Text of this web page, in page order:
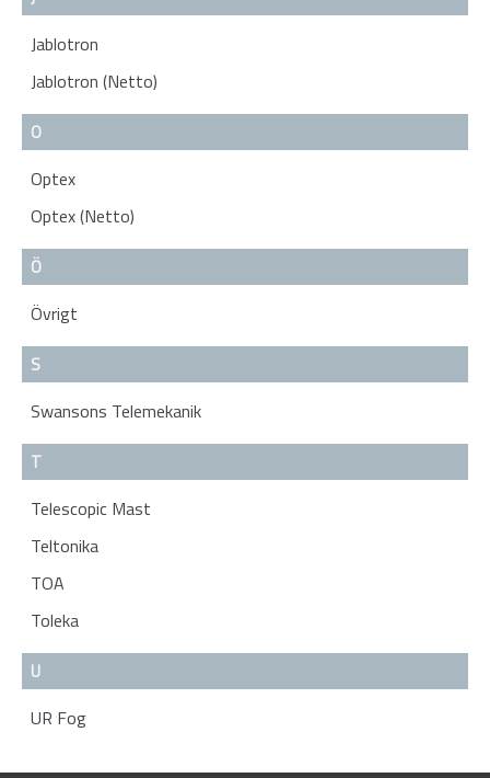
Jablotron
Jablotron (Netto)
O
Optex
Optex (Netto)
Ö
Övrigt
S
Swansons Telemekanik
T
Telescopic Mast
Teltonika
TOA
Toleka
U
UR Fog